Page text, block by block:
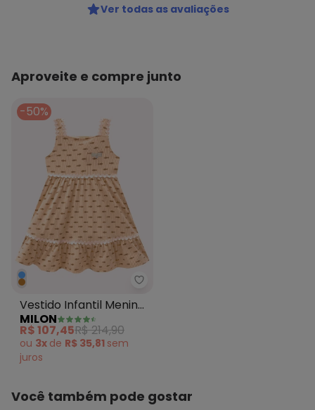
Ver todas as avaliações
Aproveite e compre junto
-50%
Milon - Vestido Infantil Menina
Vestido Infantil Menina
Peixinhos Marrom
MILON
R$ 107,45R$ 214,90
ou 3x de R$ 35,81 sem
juros
Você também pode gostar